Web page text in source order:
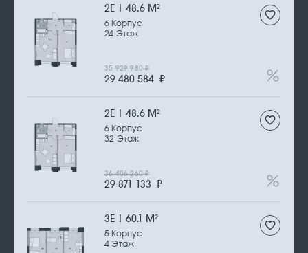
2Е | 48.6 М2
6 Корпус
24 Этаж
29 480 584 ₽
35 929 980₽
2Е | 48.6 М2
6 Корпус
32 Этаж
29 871 133 ₽
36 406 260₽
3Е | 60.1 М2
5 Корпус
4 Этаж